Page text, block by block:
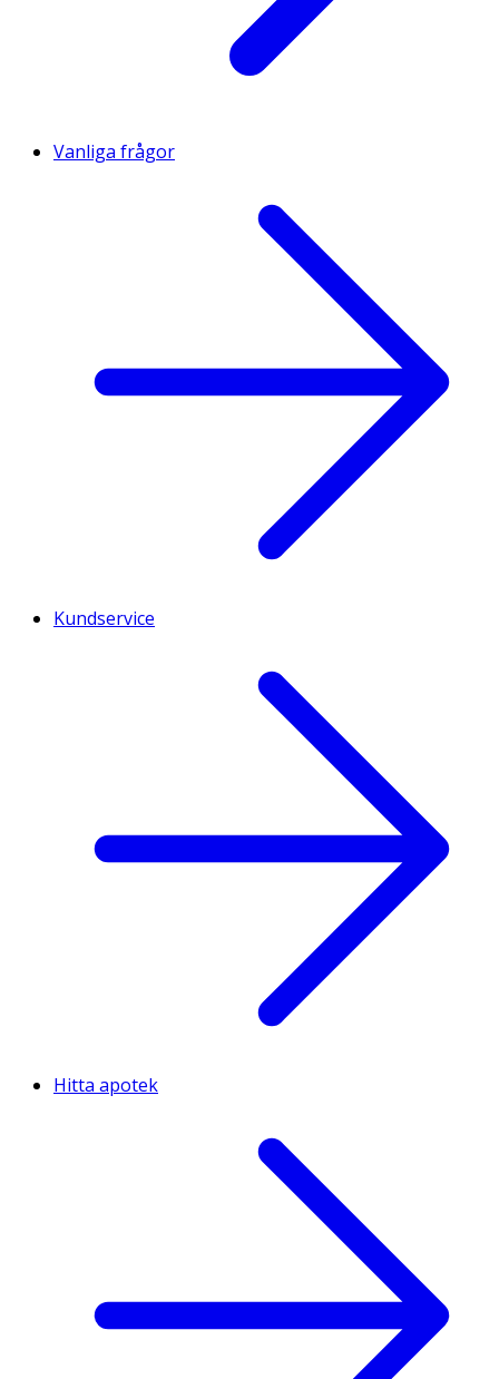
Vanliga frågor
Kundservice
Hitta apotek